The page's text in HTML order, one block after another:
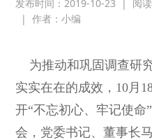
发布时间：2019-10-23 | 阅
|作者：小编
为推动和巩固调查研
实实在在的成效，10月
开“不忘初心、牢记使命
会，党委书记、董事长